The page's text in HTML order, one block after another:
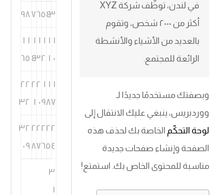
في لندن، توظّف شركة XYZ
أكثر من ٢٠٠٠ شخص، وتقوم
بالعديد من الأشياء والأنشطة
الرائعة للمجتمع.
وبصفتك مستخدمًا جديدًا لـ
ووردبريس، ينبغي عليك الانتقال إلى
لوحة التحكّم الخاصة بك لحذف هذه
الصفحة وإنشاء صفحات جديدة
مناسبة للمحتوى الخاص بك. استمتع!
٣٤٥٦٧٨٩
١
٠
١
١
١
٢
١
٣
١
٤
١
٥
١
٦
١
٧
١
٨
١
٩
٢
٠
٢
١
٢
٢
٢
٣
٢
٤
٢
٥
٢
٦
٢
٧
٢
٨
٢
٩
٣
٠
٣
١